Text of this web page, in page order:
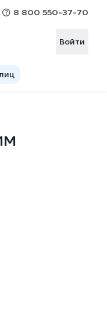
8 800 550-37-70
Войти